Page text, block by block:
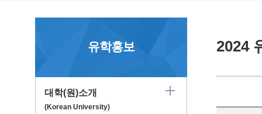
유학홍보
대학(원)소개
(Korean University)
2024